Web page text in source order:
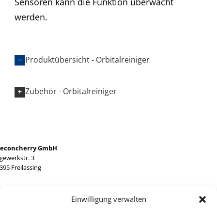
Einwilligung verwalten
werden.
Produktübersicht - Orbitalreiniger
Zubehör - Orbitalreiniger
GmbH
3
Freilassing